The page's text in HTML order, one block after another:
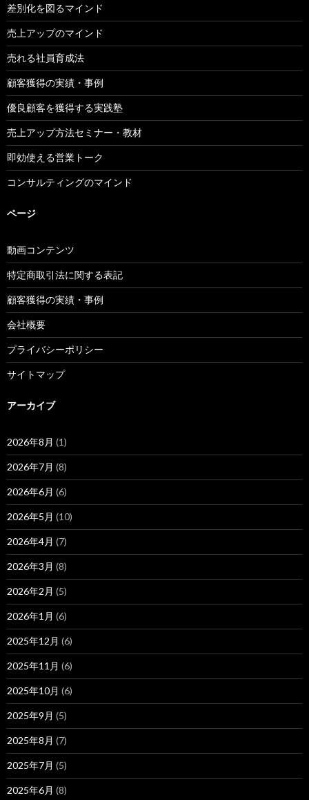
差別化を図るマインド
売上アップのマインド
売れる社員育成法
顧客獲得の実績・事例
優良顧客を獲得する実践塾
売上アップ方法セミナー・教材
即効使える営業トーク
コンサルティングのマインド
ページ
動画コンテンツ
特定商取引法に関する表記
顧客獲得の実績・事例
会社概要
プライバシーポリシー
サイトマップ
アーカイブ
2026年8月 (1)
2026年7月 (8)
2026年6月 (6)
2026年5月 (10)
2026年4月 (7)
2026年3月 (8)
2026年2月 (5)
2026年1月 (6)
2025年12月 (6)
2025年11月 (6)
2025年10月 (6)
2025年9月 (5)
2025年8月 (7)
2025年7月 (5)
2025年6月 (8)